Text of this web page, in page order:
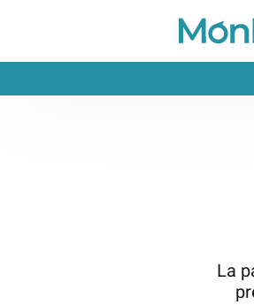
La